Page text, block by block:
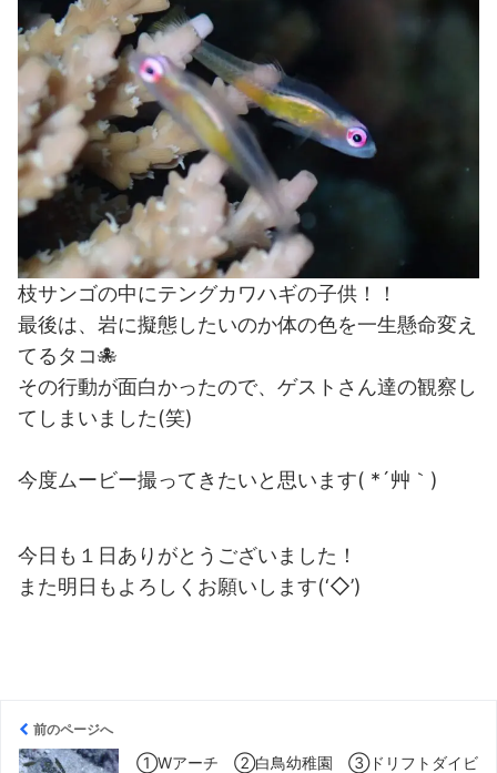
枝サンゴの中にテングカワハギの子供！！
最後は、岩に擬態したいのか体の色を一生懸命変え
てるタコ🐙
その行動が面白かったので、ゲストさん達の観察し
てしまいました(笑)
今度ムービー撮ってきたいと思います( *´艸｀)
今日も１日ありがとうございました！
また明日もよろしくお願いします(‘◇’)ゞ
前のページへ
①Wアーチ ②白鳥幼稚園 ③ドリフトダイビ